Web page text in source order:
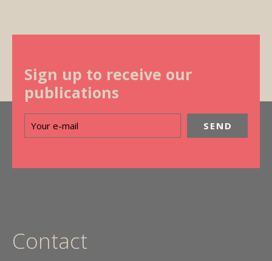
Sign up to receive our
publications
Contact